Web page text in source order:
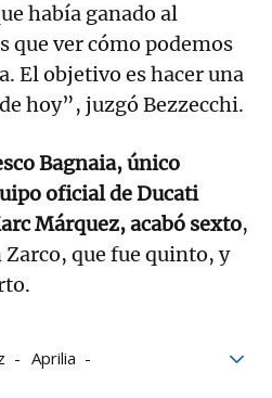
había ganado al
que ver cómo podemos
El objetivo es hacer una
hoy”, juzgó Bezzecchi.
Bagnaia, único
oficial de Ducati
Márquez, acabó sexto,
Zarco, que fue quinto, y
Aprilia